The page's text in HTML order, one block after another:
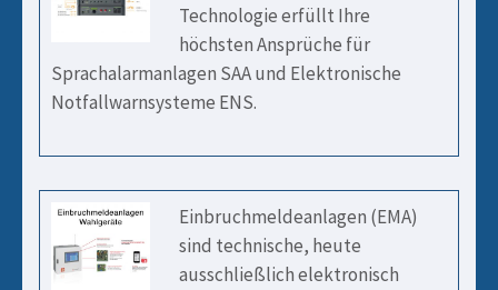
Technologie erfüllt Ihre
höchsten Ansprüche für
Sprachalarmanlagen SAA und Elektronische
Notfallwarnsysteme ENS.
Einbruchmeldeanlagen (EMA)
sind technische, heute
ausschließlich elektronisch